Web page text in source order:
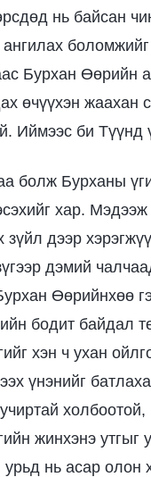
нь байсан
Бурхан Өөрийн
өчүүхэн жаахан
Иймээс би
болж Бурханы
хар.
зүйл дээр
дэмий
Өөрийнхөө
бодит байдал
хэн ч ухан
үнэнийг
жинхэнэ утгыг
нь асар олон